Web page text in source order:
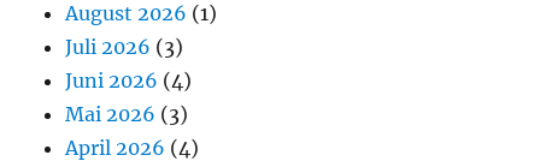
August 2026 (1)
Juli 2026 (3)
Juni 2026 (4)
Mai 2026 (3)
April 2026 (4)